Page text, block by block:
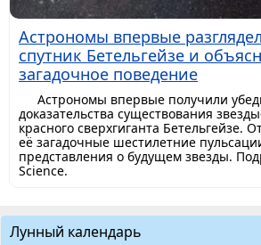
Астрономы впервые
спутник Бетельгейзе и
загадочное поведение
Астрономы впервые получили
доказательства существования
красного сверхгиганта Бетельгейзе.
её загадочные шестилетние
представления о будущем звезды.
Science.
Лунный календарь